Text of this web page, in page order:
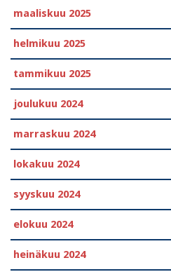
maaliskuu 2025
helmikuu 2025
tammikuu 2025
joulukuu 2024
marraskuu 2024
lokakuu 2024
syyskuu 2024
elokuu 2024
heinäkuu 2024